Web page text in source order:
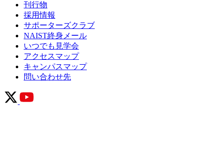
刊行物
採用情報
サポーターズクラブ
NAIST終身メール
いつでも見学会
アクセスマップ
キャンパスマップ
問い合わせ先